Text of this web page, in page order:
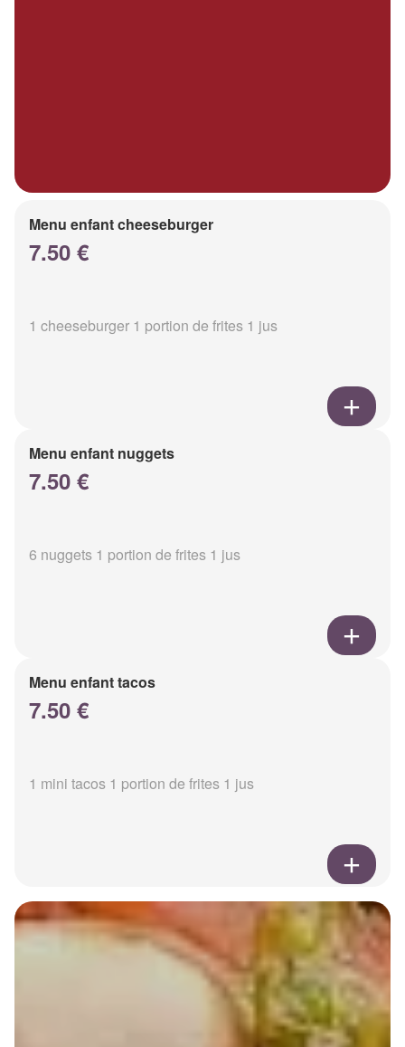
Menu enfant cheeseburger
7.50 €
1 cheeseburger 1 portion de frites 1 jus
Menu enfant nuggets
7.50 €
6 nuggets 1 portion de frites 1 jus
Menu enfant tacos
7.50 €
1 mini tacos 1 portion de frites 1 jus